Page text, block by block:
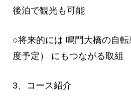
後泊で観光も可能
○将来的には 鳴門大橋の自
度予定） にもつながる取組
3、コース紹介